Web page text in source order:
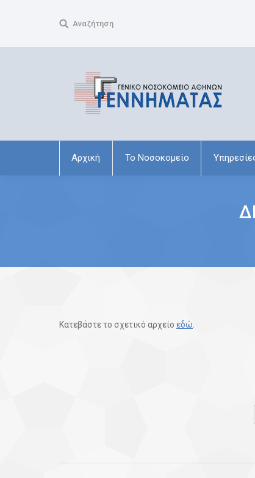
Search:Αναζήτηση
Αρχική Το Νοσοκομείο
Κατεβάστε το σχετικό αρχείο εδώ